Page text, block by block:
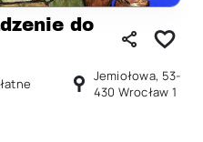
do
Jemiołowa, 53-
430 Wrocław 1